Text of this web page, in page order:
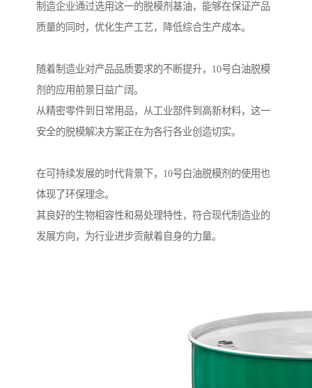
制造企业通过选用这一的脱模剂基油，能够在保证产品
质量的同时，优化生产工艺，降低综合生产成本。
随着制造业对产品品质要求的不断提升，10号白油脱模
剂的应用前景日益广阔。
从精密零件到日常用品，从工业部件到高新材料，这一
安全的脱模解决方案正在为各行各业创造切实。
在可持续发展的时代背景下，10号白油脱模剂的使用也
体现了环保理念。
其良好的生物相容性和易处理特性，符合现代制造业的
发展方向，为行业进步贡献着自身的力量。